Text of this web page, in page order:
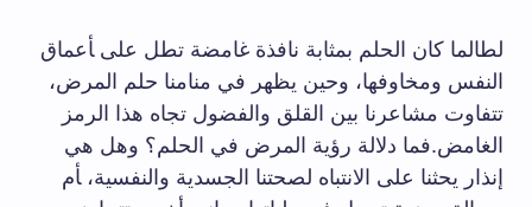
لطالما كان الحلم بمثابة نافذة غامضة تطل على ‍أعماق
النفس ومخاوفها، وحين يظهر في منامنا حلم المرض،
تتفاوت مشاعرنا بين ⁤القلق والفضول تجاه هذا الرمز
الغامض.فما دلالة رؤية المرض في الحلم؟ وهل هي
إنذار يحثنا على الانتباه لصحتنا‍ الجسدية ⁣والنفسية، ‍أم